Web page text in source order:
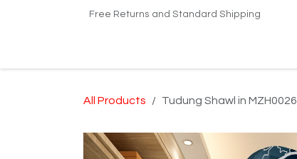
Free Returns and Standard Shipping
All Products Tudung Shawl in MZH0026